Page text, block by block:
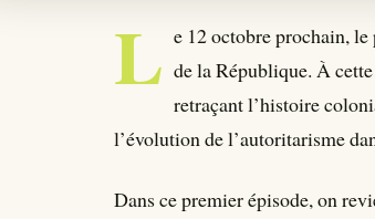
L e 12 octobre prochain,
de la République. À
retraçant l’histoire
l’évolution de l’autoritarisme
Dans ce premier épisode, on